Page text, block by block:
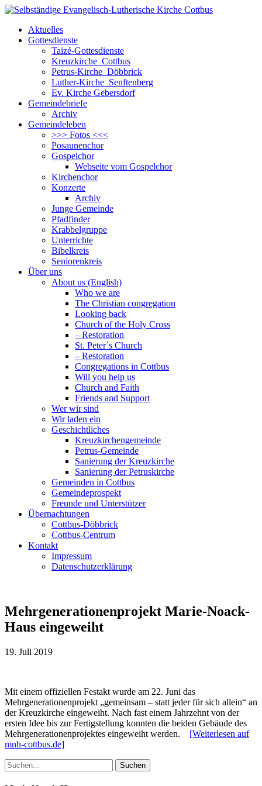
Aktuelles
Gottesdienste
Taizé-Gottesdienste
Kreuzkirche Cottbus
Petrus-Kirche Döbbrick
Luther-Kirche Senftenberg
Ev. Kirche Gebersdorf
Gemeindebriefe
Archiv
Gemeindeleben
>>> Fotos <<<
Posaunenchor
Gospelchor
Webseite vom Gospelchor
Kirchenchor
Konzerte
Archiv
Junge Gemeinde
Pfadfinder
Krabbelgruppe
Unterrichte
Bibelkreis
Seniorenkreis
Über uns
About us (English)
Who we are
The Christian congregation
Looking back
Church of the Holy Cross
– Restoration
St. Peter´s Church
– Restoration
Congregations in Cottbus
Will you help us
Church and Faith
Friends and Support
Wer wir sind
Wir laden ein
Geschichtliches
Kreuzkirchengemeinde
Petrus-Gemeinde
Sanierung der Kreuzkirche
Sanierung der Petruskirche
Gemeinden in Cottbus
Gemeindeprospekt
Freunde und Unterstützer
Übernachtungen
Cottbus-Döbbrick
Cottbus-Centrum
Kontakt
Impressum
Datenschutzerklärung
Mehrgenerationenprojekt Marie-Noack-
Haus eingeweiht
19. Juli 2019
Mit einem offiziellen Festakt wurde am 22. Juni das
Mehrgenerationenprojekt „gemeinsam – statt jeder für sich allein“ an
der Kreuzkirche eingeweiht. Nach fast einem Jahrzehnt von der
ersten Idee bis zur Fertigstellung konnten die beiden Gebäude des
Mehrgenerationenprojektes eingeweiht werden. [Weiterlesen auf
mnh-cottbus.de]